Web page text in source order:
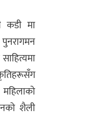
कडी मा
शैली